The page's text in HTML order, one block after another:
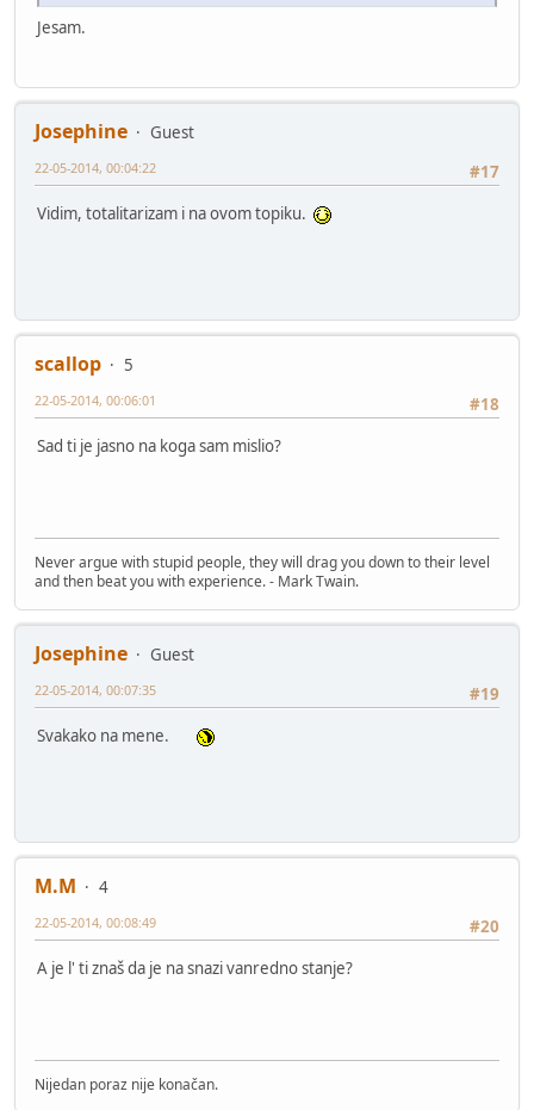
Jesam.
Josephine
Guest
#17
22-05-2014, 00:04:22
Vidim, totalitarizam i na ovom topiku.
scallop
5
#18
22-05-2014, 00:06:01
Sad ti je jasno na koga sam mislio?
Never argue with stupid people, they will drag you down to their level
and then beat you with experience. - Mark Twain.
Josephine
Guest
#19
22-05-2014, 00:07:35
Svakako na mene.
M.M
4
#20
22-05-2014, 00:08:49
A je l' ti znaš da je na snazi vanredno stanje?
Nijedan poraz nije konačan.